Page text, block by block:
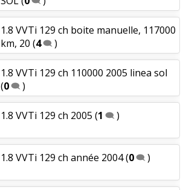
1.8 VVTi 129 ch boite manuelle, 117000
km, 20 (4 )
1.8 VVTi 129 ch 110000 2005 linea sol
(0 )
1.8 VVTi 129 ch 2005 (1 )
1.8 VVTi 129 ch année 2004(0 )